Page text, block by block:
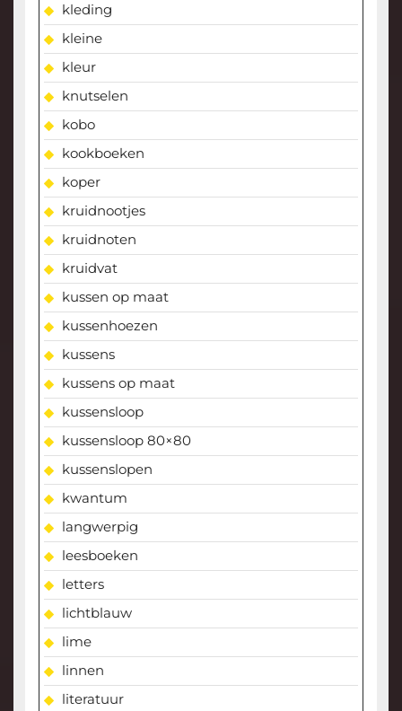
kleding
kleine
kleur
knutselen
kobo
kookboeken
koper
kruidnootjes
kruidnoten
kruidvat
kussen op maat
kussenhoezen
kussens
kussens op maat
kussensloop
kussensloop 80×80
kussenslopen
kwantum
langwerpig
leesboeken
letters
lichtblauw
lime
linnen
literatuur